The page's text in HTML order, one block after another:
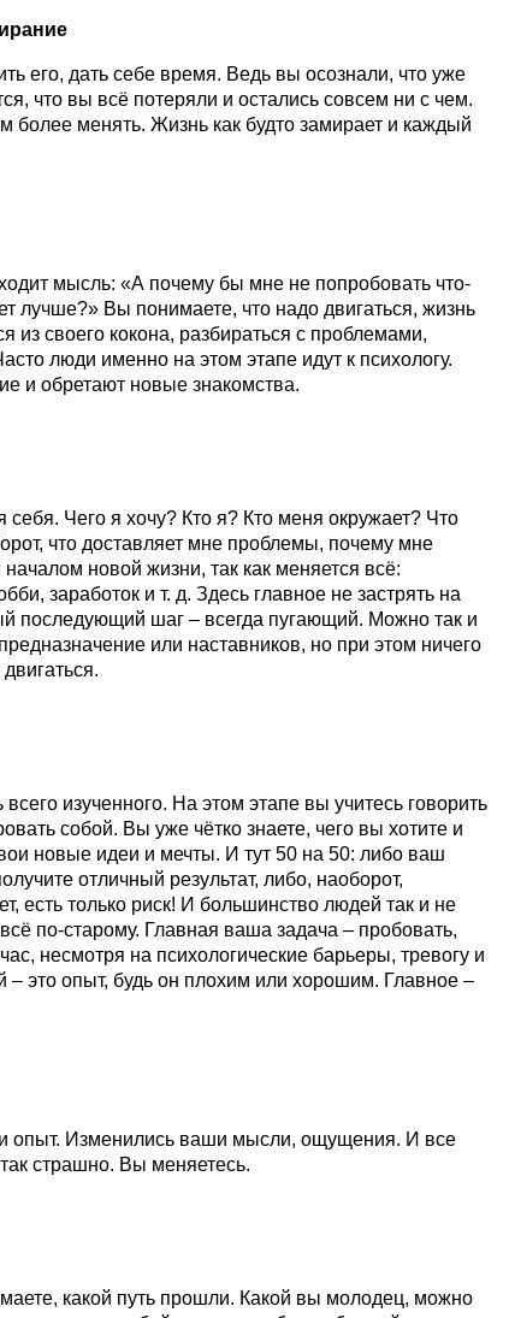
его, дать себе время. Ведь вы осознали, что уже
что вы всё потеряли и остались совсем ни с чем.
более менять. Жизнь как будто замирает и каждый
мысль: «А почему бы мне не попробовать что-
лучше?» Вы понимаете, что надо двигаться, жизнь
из своего кокона, разбираться с проблемами,
люди именно на этом этапе идут к психологу.
и обретают новые знакомства.
себя. Чего я хочу? Кто я? Кто меня окружает? Что
что доставляет мне проблемы, почему мне
новой жизни, так как меняется всё:
заработок и т. д. Здесь главное не застрять на
последующий шаг – всегда пугающий. Можно так и
или наставников, но при этом ничего
изученного. На этом этапе вы учитесь говорить
собой. Вы уже чётко знаете, чего вы хотите и
новые идеи и мечты. И тут 50 на 50: либо ваш
отличный результат, либо, наоборот,
есть только риск! И большинство людей так и не
по-старому. Главная ваша задача – пробовать,
несмотря на психологические барьеры, тревогу и
– это опыт, будь он плохим или хорошим. Главное –
опыт. Изменились ваши мысли, ощущения. И все
страшно. Вы меняетесь.
какой путь прошли. Какой вы молодец, можно